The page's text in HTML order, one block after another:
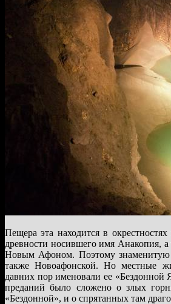
Пещера эта находится в
древности носившего имя Анакопия,
Новым Афоном. Поэтому знаменитую
также Новоафонской. Но местные
давних пор именовали ее
преданий было сложено о злых
«Бездонной», и о спрятанных там